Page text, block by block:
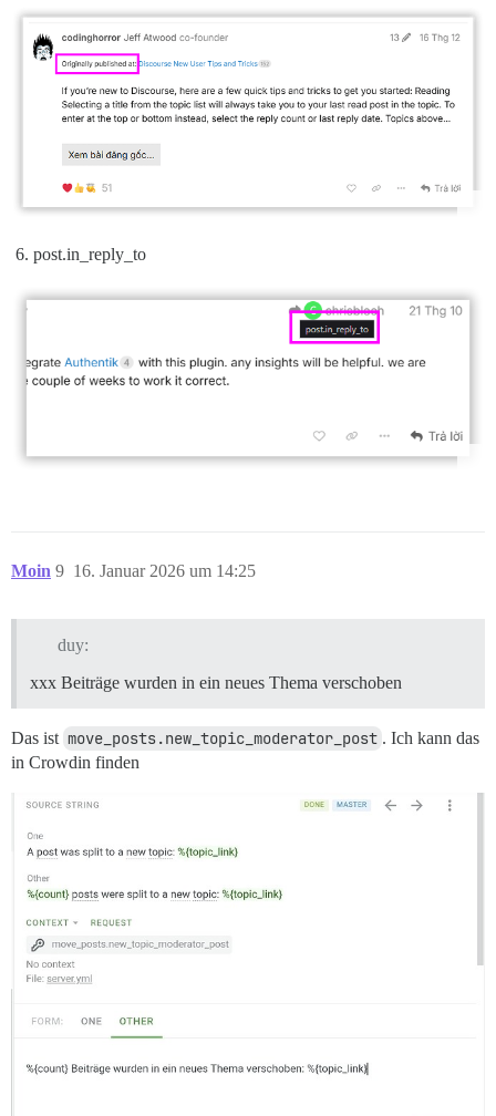
post.in_reply_to
Moin 16. Januar 2026 um 14:25
9
duy:
xxx Beiträge wurden in ein neues Thema verschoben
Das ist move_posts.new_topic_moderator_post . Ich kann das
in Crowdin finden